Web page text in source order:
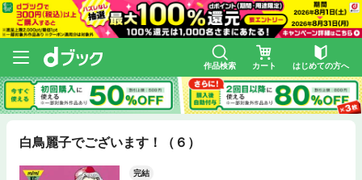
作品検索 カート はじめての方へ
白鳥麗子でございます！（６）
完結